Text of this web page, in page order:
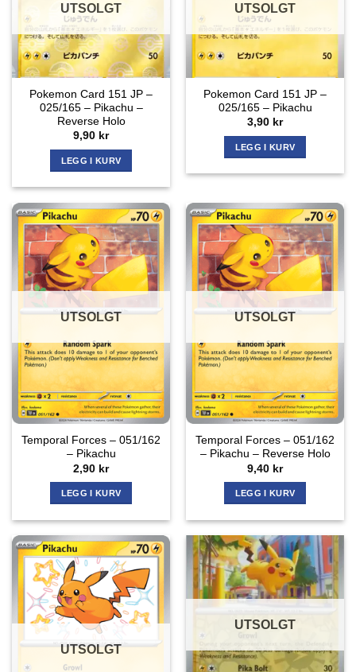
UTSOLGT
Pokemon Card 151 JP –
025/165 – Pikachu –
Reverse Holo
9,90 kr
LEGG I KURV
UTSOLGT
Pokemon Card 151 JP –
025/165 – Pikachu
3,90 kr
LEGG I KURV
UTSOLGT
Temporal Forces – 051/162
– Pikachu
2,90 kr
LEGG I KURV
UTSOLGT
Temporal Forces – 051/162
– Pikachu – Reverse Holo
9,40 kr
LEGG I KURV
UTSOLGT
UTSOLGT